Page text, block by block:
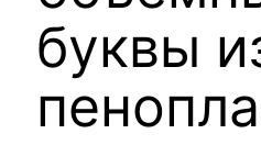
буквы